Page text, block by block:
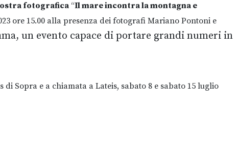
ostra fotografica “Il mare incontra la montagna e
ore 15.00 alla presenza dei fotografi Mariano Pontoni e
un evento capace di portare grandi numeri in
Sopra e a chiamata a Lateis, sabato 8 e sabato 15 luglio